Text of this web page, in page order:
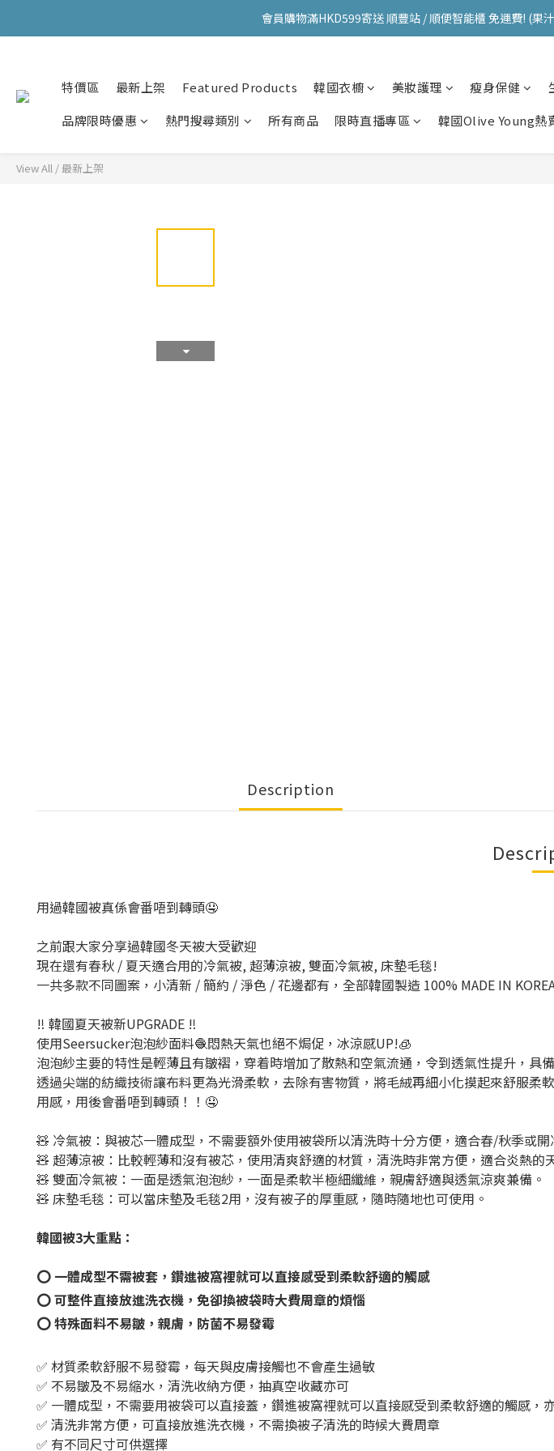
會員購物滿HKD599寄送 順豐站 / 順便智能櫃 免運費! (果
會員購物滿HKD599寄送 順豐站 / 順便智能櫃 免運費! (果
會員購物滿HKD599寄送 順豐站 / 順便智能櫃 免運費! (果
特價區 最新上架 Featured Products 韓國衣櫥 美妝護理 瘦身保健
品牌限時優惠
熱門搜尋類別 所有商品 限時直播專區 韓國Olive Young熱
View All /最新上架
Description
用過韓國被真係會番唔到轉頭🤤
之前跟大家分享過韓國冬天被大受歡迎
現在還有春秋 / 夏天適合用的冷氣被, 超薄涼被, 雙面冷氣被, 床墊毛毯!
一共多款不同圖案，小清新 / 簡約 / 淨色 / 花邊都有，全部韓國製造 100% MADE IN
‼️ 韓國夏天被新UPGRADE ‼️
使用Seersucker泡泡紗面料🧶悶熱天氣也絕不焗促，冰涼感UP!🧊
泡泡紗主要的特性是輕薄且有皺褶，穿着時增加了散熱和空氣流通，令到透氣性提升，
透過尖端的紡織技術讓布料更為光滑柔軟，去除有害物質，將毛絨再細小化摸起來舒服
用感，用後會番唔到轉頭！！🤤
🧸 冷氣被：與被芯一體成型，不需要額外使用被袋所以清洗時十分方便，適合春/秋季或開
🧸 超薄涼被：比較輕薄和沒有被芯，使用清爽舒適的材質，清洗時非常方便，適合炎熱的
🧸 雙面冷氣被：一面是透氣泡泡紗，一面是柔軟半極細纖維，親膚舒適與透氣涼爽兼備。
🧸 床墊毛毯：可以當床墊及毛毯2用，沒有被子的厚重感，隨時隨地也可使用。
韓國被3大重點：
⭕ 一體成型不需被套，鑽進被窩裡就可以直接感受到柔軟舒適的觸感
⭕ 可整件直接放進洗衣機，免卻換被袋時大費周章的煩惱
⭕ 特殊面料不易皺，親膚，防菌不易發霉
✅ 材質柔軟舒服不易發霉，每天與皮膚接觸也不會產生過敏
✅ 不易皺及不易縮水，清洗收納方便，抽真空收藏亦可
✅ 一體成型，不需要用被袋可以直接蓋，鑽進被窩裡就可以直接感受到柔軟舒適的觸感，
✅ 清洗非常方便，可直接放進洗衣機，不需換被子清洗的時候大費周章
✅ 有不同尺寸可供選擇